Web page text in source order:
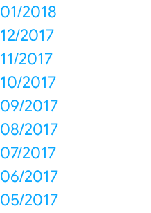
01/2018
12/2017
11/2017
10/2017
09/2017
08/2017
07/2017
06/2017
05/2017